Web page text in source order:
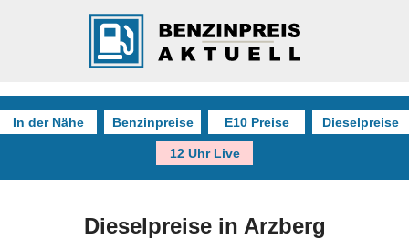
In der Nähe Benzinpreise E10 Preise Dieselpreise
12 Uhr Live
Dieselpreise in Arzberg